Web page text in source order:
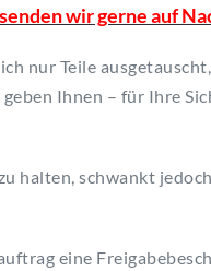
wir gerne auf
nur Teile
Ihnen – für Ihre
halten, schwankt
eine